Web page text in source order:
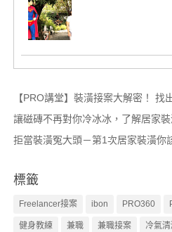
【PRO講堂】裝潢接案大解密！ 找
讓磁磚不再對你冷冰冰，了解居家
拒當裝潢冤大頭－第1次居家裝潢你
標籤
Freelancer接案 ibon PRO360
健身教練 兼職 兼職接案 冷氣清